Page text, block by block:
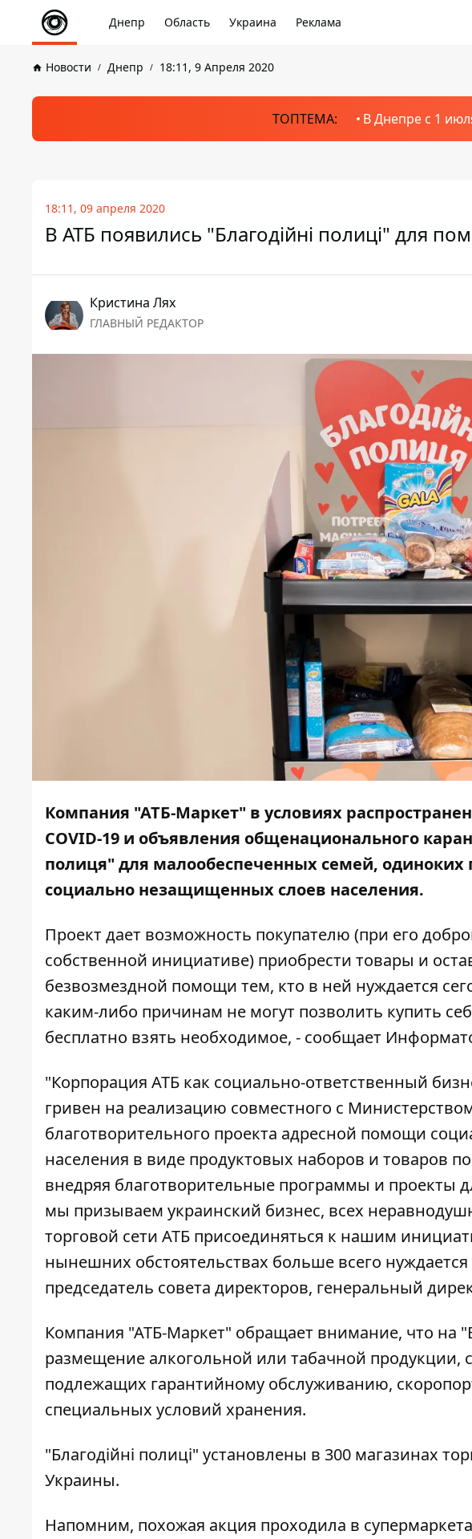
Днепр Область Украина Реклама
Новости Днепр 18:11, 9 Апреля 2020
ТОПТЕМА: В Днепре с 1
18:11, 09 апреля 2020
В АТБ появились "Благодійні полиці" для
Кристина Лях
ГЛАВНЫЙ РЕДАКТОР
Компания "АТБ-Маркет" в условиях
СOVID-19 и объявления общенационального
полиця" для малообеспеченных семей,
социально незащищенных слоев населения.
Проект дает возможность покупателю (при его
собственной инициативе) приобрести товары и
безвозмездной помощи тем, кто в ней нуждается
каким-либо причинам не могут позволить купить
бесплатно взять необходимое, - сообщает
"Корпорация АТБ как социально-ответственный
гривен на реализацию совместного с
благотворительного проекта адресной помощи
населения в виде продуктовых наборов и товаров
внедряя благотворительные программы и проекты
мы призываем украинский бизнес, всех
торговой сети АТБ присоединяться к нашим
нынешних обстоятельствах больше всего
председатель совета директоров, генеральный
Компания "АТБ-Маркет" обращает внимание, что на
размещение алкогольной или табачной продукции,
подлежащих гарантийному обслуживанию,
специальных условий хранения.
"Благодійні полиці" установлены в 300 магазинах
Украины.
Напомним, похожая акция проходила в